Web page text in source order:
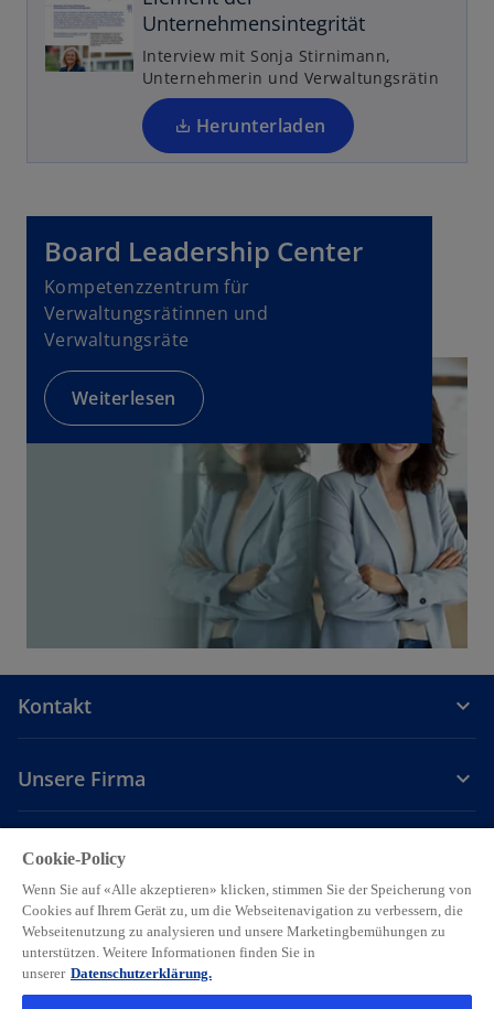
Unternehmensintegrität
Interview mit Sonja Stirnimann,
Unternehmerin und Verwaltungsrätin
Herunterladen
e
n
R
e
g
is
k
a
r
ö
ff
n
e
t
Board Leadership Center
Kompetenzzentrum für
Verwaltungsrätinnen und
Verwaltungsräte
Weiterlesen
Kontakt
Unsere Firma
Karriere
w
i
r
d
i
w
i
r
i
w
i
r
i
w
i
i
w
i
i
LegalPrivacyAccessibilityHilfe
© 2026 KPMG AG, eine Schweizer Aktiengesellschaft, ist eine
Cookie-Policy
Wenn Sie auf «Alle akzeptieren» klicken, stimmen Sie der Speicherung von
Cookies auf Ihrem Gerät zu, um die Webseitenavigation zu verbessern, die
Webseitenutzung zu analysieren und unsere Marketingbemühungen zu
unterstützen. Weitere Informationen finden Sie in
unserer Datenschutzerklärung.